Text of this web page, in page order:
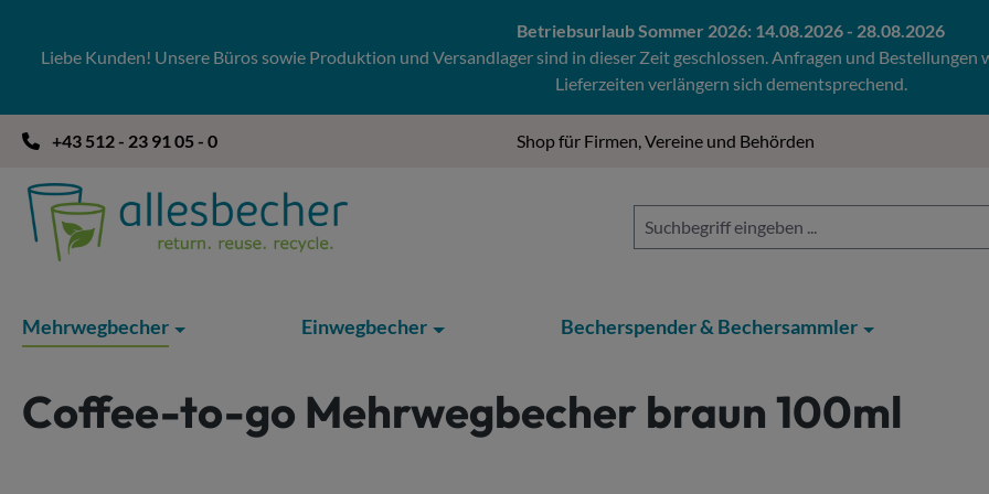
Betriebsurlaub Sommer 2026: 14.08.2026 - 28.08.2026
Liebe Kunden! Unsere Büros sowie Produktion und Versandlager sind in dieser Zeit geschlossen. Anfragen und
Lieferzeiten verlängern sich dementsprechend.
+43 512 - 23 91 05 - 0 Shop für Firmen, Vereine und Behörden
Mehrwegbecher Einwegbecher Becherspender & Bechersammler
Coffee-to-go Mehrwegbecher braun 100ml